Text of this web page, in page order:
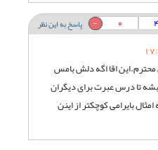
پاسخ به این نظر 0
اقا اگه دلش بامس
تا درس عبرت برای دیگران
بایرامی کوچکتر از اینن